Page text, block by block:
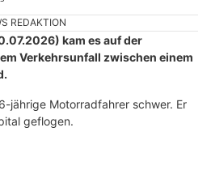
REDAKTION
kam es auf der
Verkehrsunfall zwischen einem
jährige Motorradfahrer schwer. Er
geflogen.